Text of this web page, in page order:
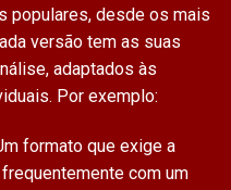
populares, desde os mais
versão tem as suas
adaptados às
Por exemplo:
formato que exige a
com um